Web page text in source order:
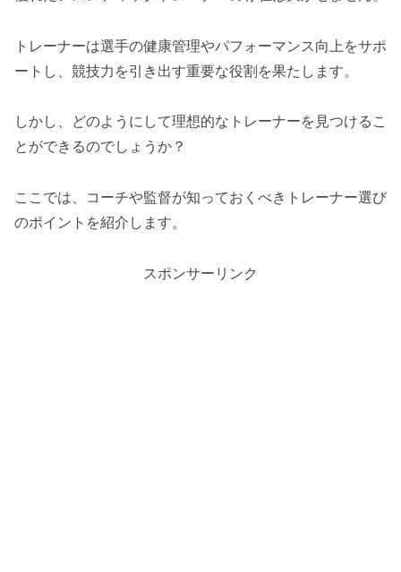
トレーナーは選手の健康管理やパフォーマンス向上をサポ
ートし、競技力を引き出す重要な役割を果たします。
しかし、どのようにして理想的なトレーナーを見つけるこ
とができるのでしょうか？
ここでは、コーチや監督が知っておくべきトレーナー選び
のポイントを紹介します。
スポンサーリンク